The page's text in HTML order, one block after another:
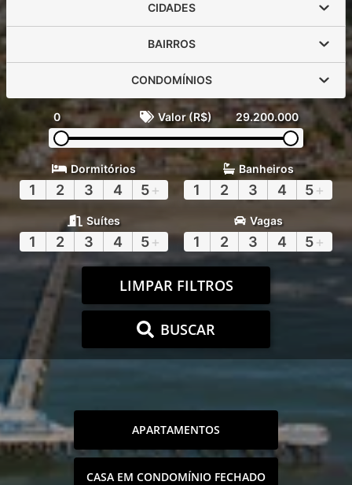
CIDADES
BAIRROS
CONDOMÍNIOS
0 Valor (R$) 29.200.000
Dormitórios
1 2 3 4 5+
Banheiros
1 2 3 4 5+
Suítes
1 2 3 4 5+
Vagas
1 2 3 4 5+
LIMPAR FILTROS
BUSCAR
APARTAMENTOS
CASA EM CONDOMÍNIO FECHADO